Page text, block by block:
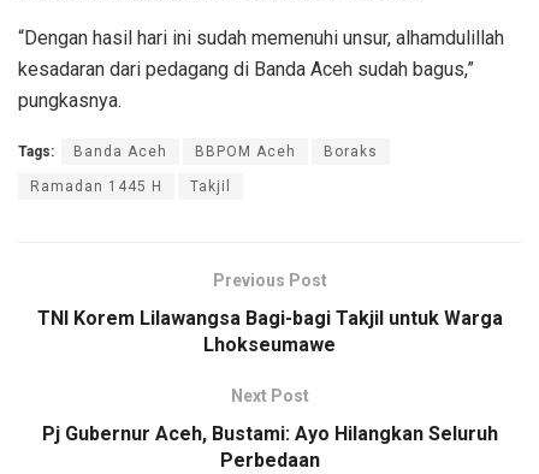
“Dengan hasil hari ini sudah memenuhi unsur, alhamdulillah
kesadaran dari pedagang di Banda Aceh sudah bagus,”
pungkasnya.
Tags: Banda Aceh BBPOM Aceh Boraks
Ramadan 1445 H Takjil
Previous Post
TNI Korem Lilawangsa Bagi-bagi Takjil untuk Warga
Lhokseumawe
Next Post
Pj Gubernur Aceh, Bustami: Ayo Hilangkan Seluruh
Perbedaan